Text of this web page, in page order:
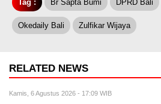
Tag : Br Sapta Bumi DPRD Bali
Okedaily Bali Zulfikar Wijaya
RELATED NEWS
Kamis, 6 Agustus 2026 - 17:09 WIB